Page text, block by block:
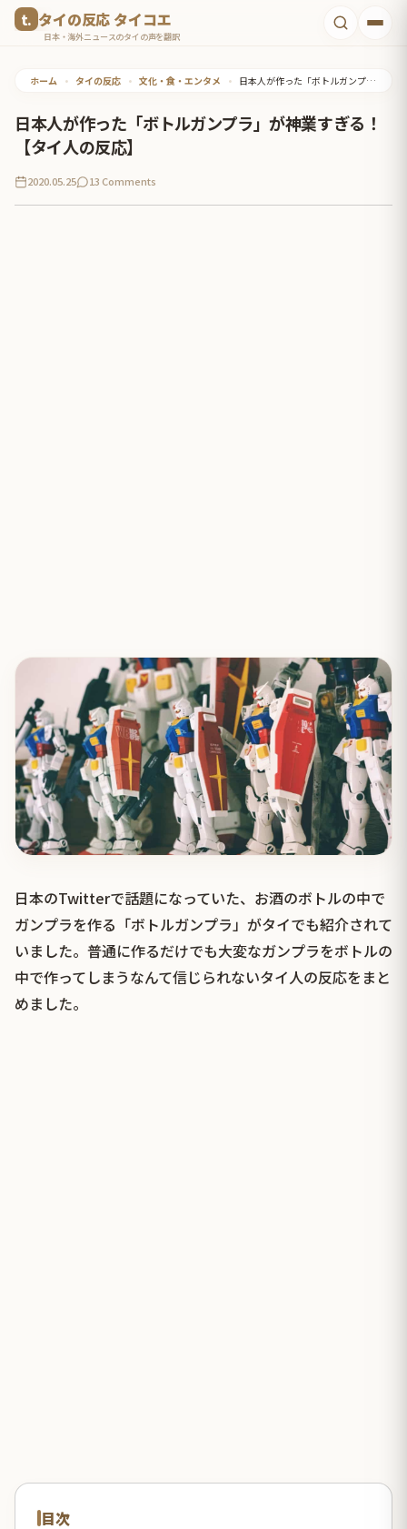
タイの反応 タイコエ
日本・海外ニュースのタイの声を翻訳
ホーム • タイの反応 • 文化・食・エンタメ • 日本人が作った「ボトルガンプラ」が神業すぎる！【タイ人の反応】
日本人が作った「ボトルガンプラ」が神業すぎる！
【タイ人の反応】
2020.05.25 13 Comments
日本のTwitterで話題になっていた、お酒のボトルの中で
ガンプラを作る「ボトルガンプラ」がタイでも紹介されて
いました。普通に作るだけでも大変なガンプラをボトルの
中で作ってしまうなんて信じられないタイ人の反応をまと
めました。
目次